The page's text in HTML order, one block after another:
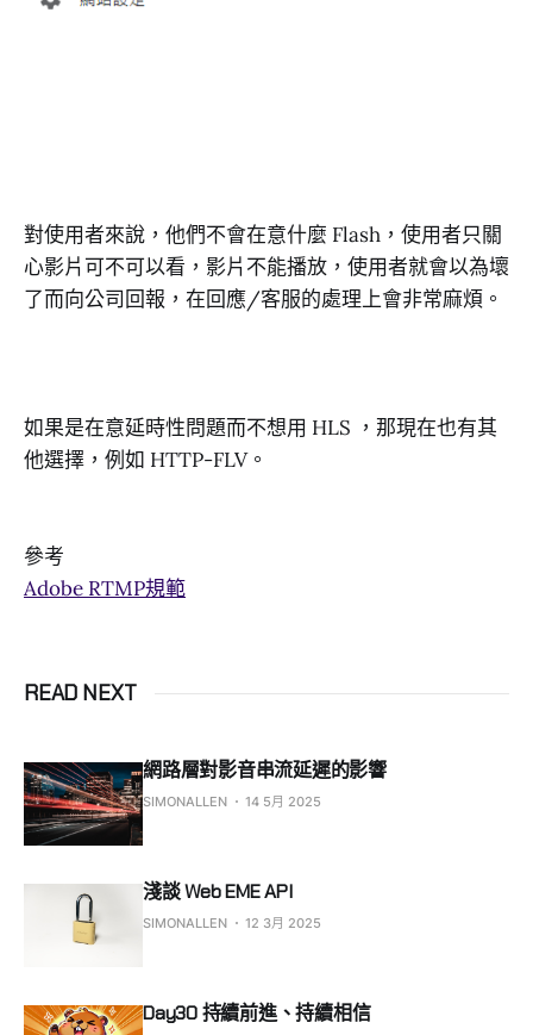
對使用者來說，他們不會在意什麼 Flash，使用者只關
心影片可不可以看，影片不能播放，使用者就會以為壞
了而向公司回報，在回應/客服的處理上會非常麻煩。
如果是在意延時性問題而不想用 HLS ，那現在也有其
他選擇，例如 HTTP-FLV。
參考
Adobe RTMP規範
READ NEXT
網路層對影音串流延遲的影響
SIMONALLEN 14 5月 2025
淺談 Web EME API
SIMONALLEN 12 3月 2025
Day30 持續前進、持續相信